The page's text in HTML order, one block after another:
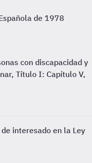
de 1978
con discapacidad y
Título I: Capítulo V,
interesado en la Ley